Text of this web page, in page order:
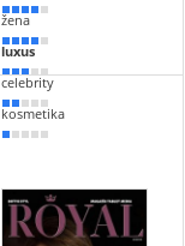
80 %
žena
70 %
luxus
60 %
celebrity
30 %
kosmetika
20 %